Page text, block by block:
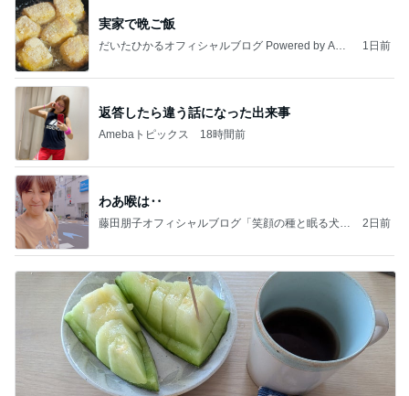
実家で晩ご飯
だいたひかるオフィシャルブログ Powered by Ame
1日前
返答したら違う話になった出来事
Amebaトピックス 18時間前
わあ喉は‥
藤田朋子オフィシャルブログ「笑顔の種と眠る犬」
2日前